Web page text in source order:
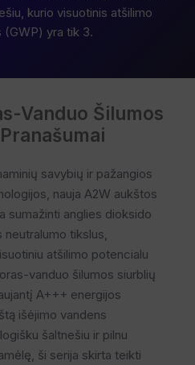
kurio visuotinis atšilimo
(GWP) yra tik 3.
Vanduo Šilumos
savybių ir pažangios
nauja A2W aukštos
sumažinti anglies dioksido
neutralumo tikslus,
atšilimo potencialu
vanduo šilumos siurblių
A+++ energijos
išėjimo vandens
šaltnešiu ir pilnu
ši serija skirta teikti